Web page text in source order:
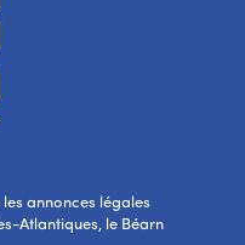
annonces légales
Atlantiques, le Béarn